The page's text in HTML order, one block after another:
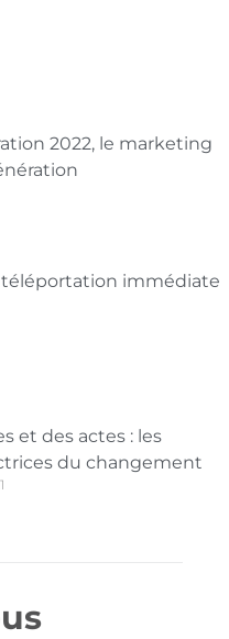
2022, le marketing
téléportation immédiate
et des actes : les
du changement